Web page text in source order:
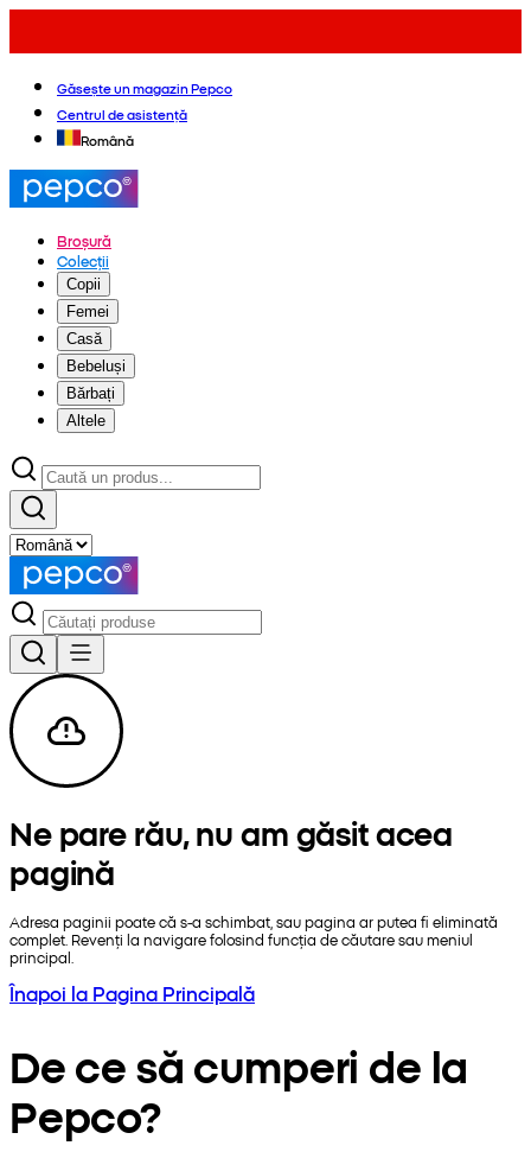
Găsește un magazin Pepco
Centrul de asistență
Română
Broșură
Colecții
Copii
Femei
Casă
Bebeluși
Bărbați
Altele
Ne pare rău, nu am găsit acea
pagină
Adresa paginii poate că s-a schimbat, sau pagina ar putea fi eliminată
complet. Revenți la navigare folosind funcția de căutare sau meniul
principal.
Înapoi la Pagina Principală
De ce să cumperi de la
Pepco?